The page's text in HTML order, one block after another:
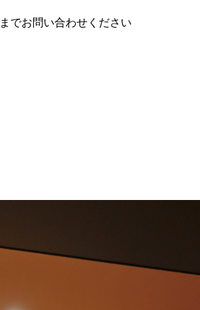
でお問い合わせください